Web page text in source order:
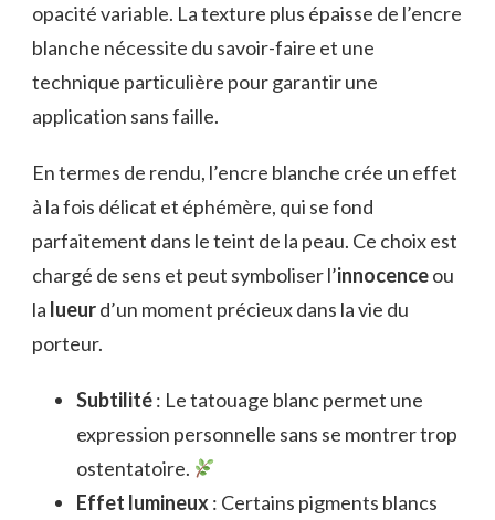
opacité variable. La texture plus épaisse de l’encre
blanche nécessite du savoir-faire et une
technique particulière pour garantir une
application sans faille.
En termes de rendu, l’encre blanche crée un effet
à la fois délicat et éphémère, qui se fond
parfaitement dans le teint de la peau. Ce choix est
chargé de sens et peut symboliser l’innocenceou
la lueurd’un moment précieux dans la vie du
porteur.
Subtilité: Le tatouage blanc permet une
expression personnelle sans se montrer trop
ostentatoire.
Effet lumineux : Certains pigments blancs